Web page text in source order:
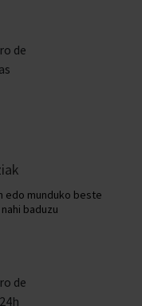
edo munduko beste
baduzu